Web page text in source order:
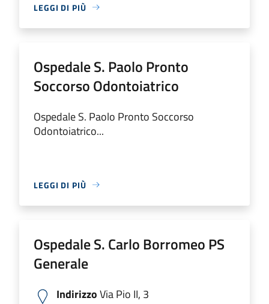
LEGGI DI PIÙ
Ospedale S. Paolo Pronto
Soccorso Odontoiatrico
Ospedale S. Paolo Pronto Soccorso
Odontoiatrico...
LEGGI DI PIÙ
Ospedale S. Carlo Borromeo PS
Generale
IndirizzoVia Pio II, 3